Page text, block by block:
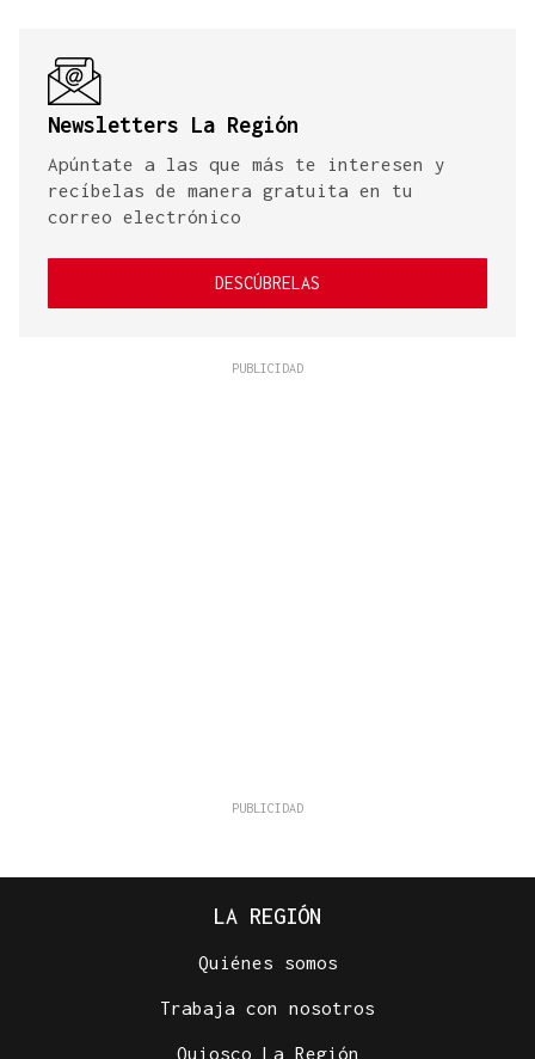
Newsletters La Región
Apúntate a las que más te interesen y
recíbelas de manera gratuita en tu
correo electrónico
DESCÚBRELAS
LA REGIÓN
Quiénes somos
Trabaja con nosotros
Quiosco La Región